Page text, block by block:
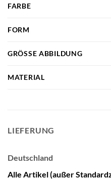
FARBE
FORM
GRÖSSE ABBILDUNG
MATERIAL
LIEFERUNG
Deutschland
Alle Artikel (außer